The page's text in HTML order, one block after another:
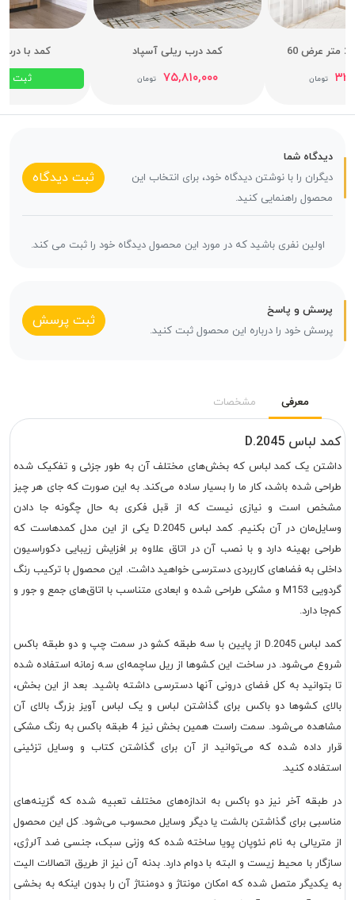
تومان
کمد درب ریلی آسپاد
۷۵,۸۱۰,۰۰۰ تومان
کمد با
ثبت
دیدگاه شما
دیگران را با نوشتن دیدگاه خود، برای انتخاب این
محصول راهنمایی کنید.
ثبت دیدگاه
اولین نفری باشید که در مورد این محصول دیدگاه خود را ثبت می کند.
پرسش و پاسخ
پرسش خود را درباره این محصول ثبت کنید.
ثبت پرسش
معرفی مشخصات
کمد لباس D.2045
داشتن یک کمد لباس که بخش‌های مختلف آن به طور جزئی و تفکیک شده
طراحی شده باشد، کار ما را بسیار ساده می‌کند. به این صورت که جای هر چیز
مشخص است و نیازی نیست که از قبل فکری به حال چگونه جا دادن
وسایل‌مان در آن بکنیم. کمد لباس D.2045 یکی از این مدل کمدهاست که
طراحی بهینه دارد و با نصب آن در اتاق علاوه بر افزایش زیبایی دکوراسیون
داخلی به فضاهای کاربردی دسترسی خواهید داشت. این محصول با ترکیب رنگ
گردویی M153 و مشکی طراحی شده و ابعادی متناسب با اتاق‌های جمع و جور و
کم‌جا دارد.
کمد لباس D.2045 از پایین با سه طبقه کشو در سمت چپ و دو طبقه باکس
شروع می‌شود. در ساخت این کشوها از ریل ساچمه‌ای سه زمانه استفاده شده
تا بتوانید به کل فضای درونی آنها دسترسی داشته باشید. بعد از این بخش،
بالای کشوها دو باکس برای گذاشتن لباس و یک لباس آویز بزرگ بالای آن
مشاهده می‌شود. سمت راست همین بخش نیز 4 طبقه باکس به رنگ مشکی
قرار داده شده که می‌توانید از آن برای گذاشتن کتاب و وسایل تزئینی
استفاده کنید.
در طبقه آخر نیز دو باکس به اندازه‌های مختلف تعبیه شده که گزینه‌های
مناسبی برای گذاشتن بالشت یا دیگر وسایل محسوب می‌شود. کل این محصول
از متریالی به نام نئوپان پویا ساخته شده که وزنی سبک، جنسی ضد آلرژی،
سازگار با محیط زیست و البته با دوام دارد. بدنه آن نیز از طریق اتصالات الیت
به یکدیگر متصل شده که امکان مونتاژ و دومنتاژ آن را بدون اینکه به بخشی